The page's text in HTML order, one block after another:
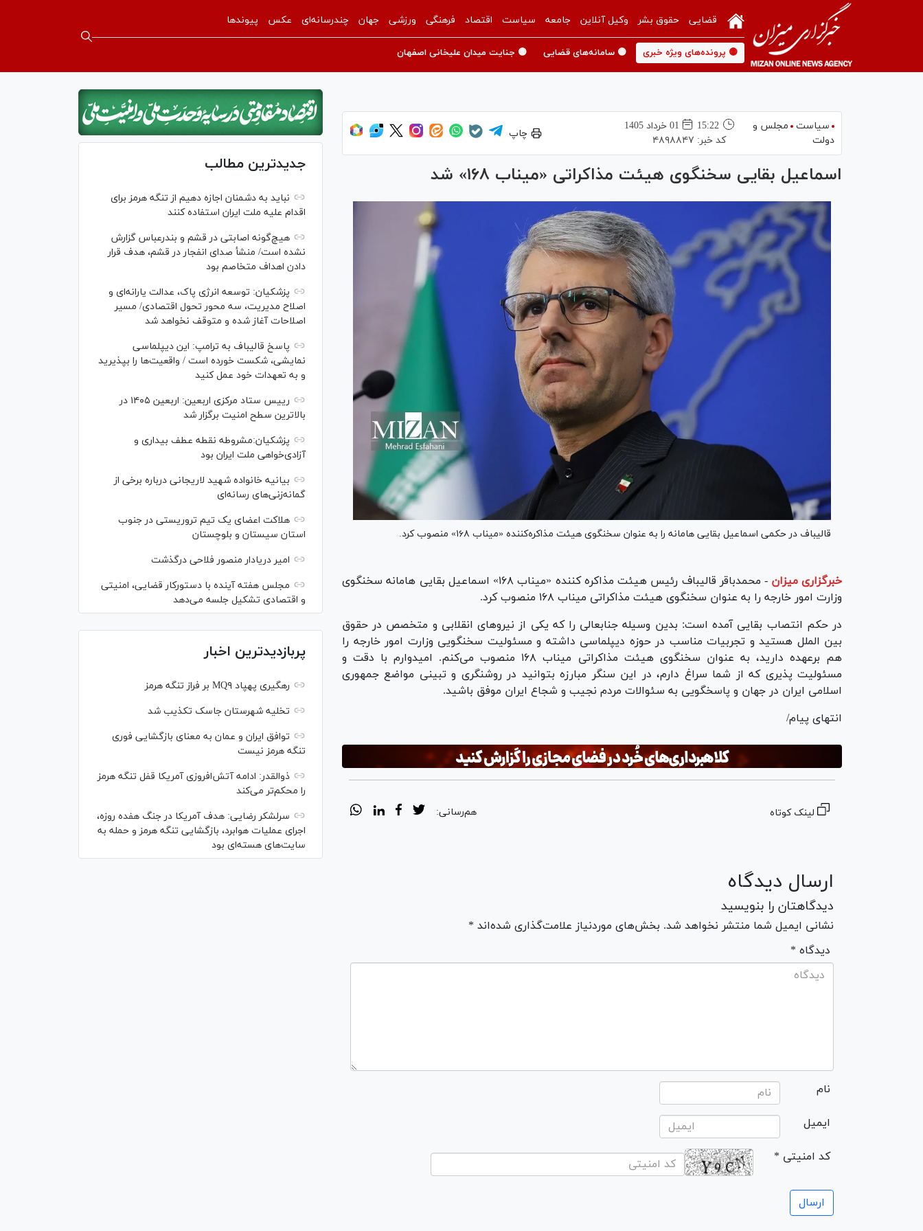
قضایی حقوق بشر وکیل آنلاین جامعه سیاست اقتصاد فرهنگی ورزشی جهان چندرسانه‌ای عکس پیوندها
🟡 پرونده‌های ویژه خبری 🟡 سامانه‌های قضایی 🟡 جنایت میدان علیخانی اصفهان
سیاست
مجلس و
دولت
15:22
01 خرداد 1405
کد خبر: ۴۸۹۸۸۴۷
چاپ
اسماعیل بقایی سخنگوی هیئت مذاکراتی «میناب ۱۶۸» شد
قالیباف در حکمی اسماعیل بقایی هامانه را به عنوان سخنگوی هیئت مذاکره‌کننده «میناب ۱۶۸» منصوب کرد.
خبرگزاری میزان -
محمدباقر قالیباف رئیس هیئت مذاکره کننده «میناب ۱۶۸» اسماعیل بقایی هامانه سخنگوی
وزارت امور خارجه را به عنوان سخنگوی هیئت مذاکراتی میناب ۱۶۸ منصوب کرد.
در حکم انتصاب بقایی آمده است: بدین وسیله جنابعالی را که یکی از نیرو‌های انقلابی و متخصص در حقوق
بین الملل هستید و تجربیات مناسب در حوزه دیپلماسی داشته و مسئولیت سخنگویی وزارت امور خارجه را
هم برعهده دارید، به عنوان سخنگوی هیئت مذاکراتی میناب ۱۶۸ منصوب می‌کنم. امیدوارم با دقت و
مسئولیت پذیری که از شما سراغ دارم، در این سنگر مبارزه بتوانید در روشنگری و تبینی مواضع جمهوری
اسلامی ایران در جهان و پاسخگویی به سئوالات مردم نجیب و شجاع ایران موفق باشید.
انتهای پیام/
لینک کوتاه هم‌رسانی:
ارسال دیدگاه
دیدگاهتان را بنویسید
نشانی ایمیل شما منتشر نخواهد شد. بخش‌های موردنیاز علامت‌گذاری شده‌اند *
* دیدگاه
نام
ایمیل
* کد امنیتی
جدیدترین مطالب
نباید به دشمنان اجازه دهیم از تنگه هرمز برای
اقدام علیه ملت ایران استفاده کنند
هیچ‌گونه اصابتی در قشم و بندرعباس گزارش
نشده است/ منشأ صدای انفجار در قشم، هدف قرار
دادن اهداف متخاصم بود
پزشکیان: توسعه انرژی پاک، عدالت یارانه‌ای و
اصلاح مدیریت، سه محور تحول اقتصادی/ مسیر
اصلاحات آغاز شده و متوقف نخواهد شد
پاسخ قالیباف به ترامپ: این دیپلماسی
نمایشی، شکست خورده است / واقعیت‌ها را بپذیرید
و به تعهدات خود عمل کنید
رییس ستاد مرکزی اربعین: اربعین ۱۴۰۵ در
بالاترین سطح امنیت برگزار شد
پزشکیان:مشروطه نقطه عطف بیداری و
آزادی‌خواهی ملت ایران بود
بیانیه خانواده شهید لاریجانی درباره برخی از
گمانه‌زنی‌های رسانه‌ای
هلاکت اعضای یک تیم تروریستی در جنوب
استان سیستان و بلوچستان
امیر دریادار منصور فلاحی درگذشت
مجلس هفته آینده با دستورکار قضایی، امنیتی
و اقتصادی تشکیل جلسه می‌دهد
پربازدیدترین اخبار
رهگیری پهپاد MQ۹ بر فراز تنگه هرمز
تخلیه شهرستان جاسک تکذیب شد
توافق ایران و عمان به معنای بازگشایی فوری
تنگه هرمز نیست
ذوالقدر: ادامه آتش‌افروزی آمریکا قفل تنگه هرمز
را محکم‌تر می‌کند
سرلشکر رضایی: هدف آمریکا در جنگ هفده روزه،
اجرای عملیات هوابرد، بازگشایی تنگه هرمز و حمله به
سایت‌های هسته‌ای بود